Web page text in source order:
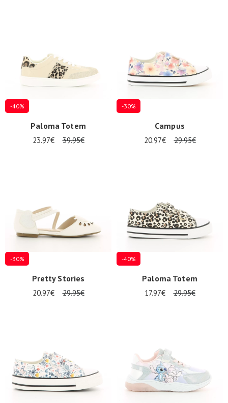
-40%
Paloma Totem
23.97€ 39.95€
-30%
Campus
20.97€ 29.95€
-30%
Pretty Stories
20.97€ 29.95€
-40%
Paloma Totem
17.97€ 29.95€